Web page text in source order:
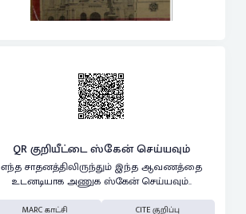
QR குறியீட்டை ஸ்கேன் செய்யவும்
எந்த சாதனத்திலிருந்தும் இந்த ஆவணத்தை
உடனடியாக அணுக ஸ்கேன் செய்யவும்..
MARC காட்சி CITE குறிப்பு